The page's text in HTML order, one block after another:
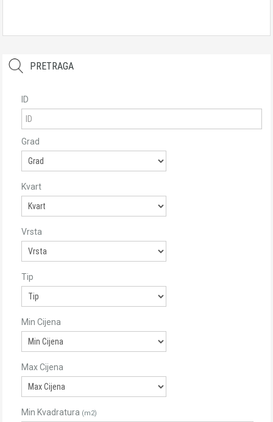
PRETRAGA
ID
Grad
Kvart
Vrsta
Tip
Min Cijena
Max Cijena
Min Kvadratura (m2)